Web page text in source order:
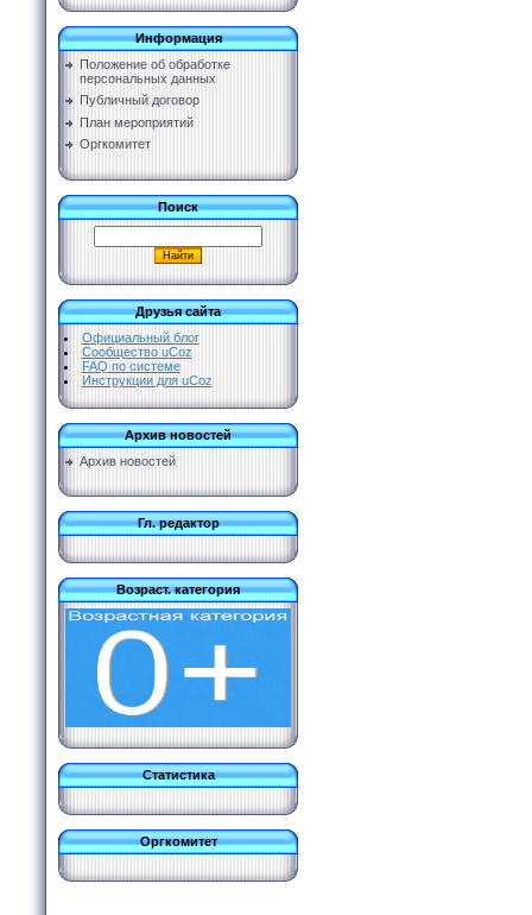
Информация
Положение об обработке
персональных данных
Публичный договор
План мероприятий
Оргкомитет
Поиск
Друзья сайта
Официальный блог
Сообщество uCoz
FAQ по системе
Инструкции для uCoz
Архив новостей
Архив новостей
Гл. редактор
Возраст. категория
Статистика
Оргкомитет